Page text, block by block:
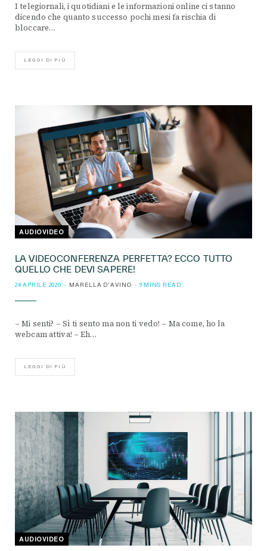
I telegiornali, i quotidiani e le informazioni online ci stanno
dicendo che quanto successo pochi mesi fa rischia di
bloccare…
LEGGI DI PIÙ
AUDIOVIDEO
LA VIDEOCONFERENZA PERFETTA? ECCO TUTTO
QUELLO CHE DEVI SAPERE!
24 APRILE 2020 MARELLA D'AVINO 9 MINS READ
– Mi senti? – Sì ti sento ma non ti vedo! – Ma come, ho la
webcam attiva! – Eh…
LEGGI DI PIÙ
AUDIOVIDEO